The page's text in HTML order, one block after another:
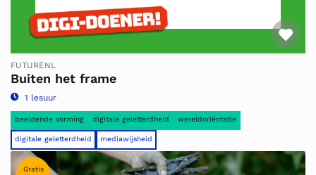
FUTURENL
Buiten het frame
1 lesuur
beeldende vorming digitale geletterdheid wereldoriëntatie
digitale geletterdheid mediawijsheid
Gratis